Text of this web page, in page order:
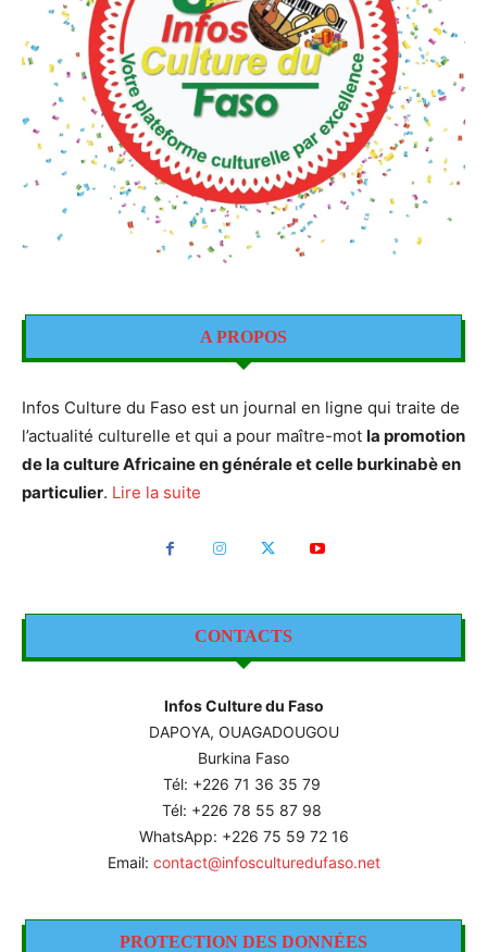
A PROPOS
Infos Culture du Faso est un journal en ligne qui traite de
l’actualité culturelle et qui a pour maître-mot la promotion
de la culture Africaine en générale et celle burkinabè en
particulier. Lire la suite
CONTACTS
Infos Culture du Faso
DAPOYA, OUAGADOUGOU
Burkina Faso
Tél: +226 71 36 35 79
Tél: +226 78 55 87 98
WhatsApp: +226 75 59 72 16
Email: contact@infosculturedufaso.net
PROTECTION DES DONNÉES